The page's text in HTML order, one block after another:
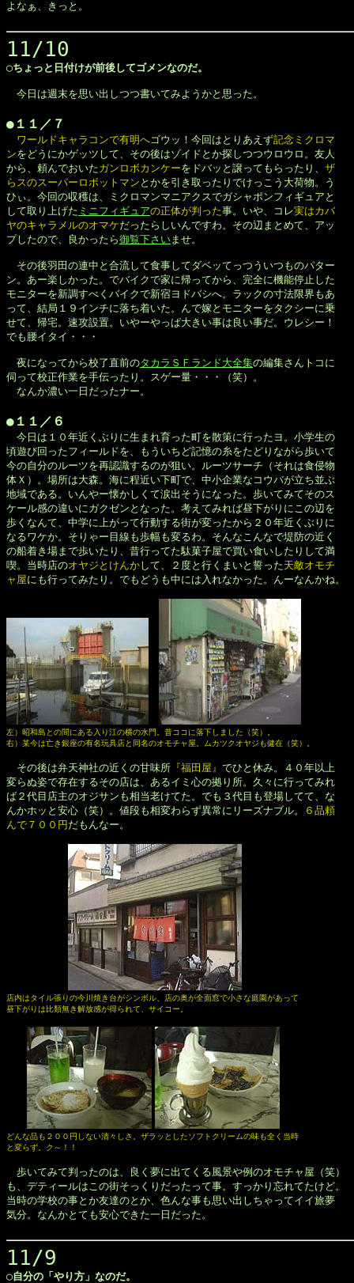
よなぁ、きっと。
11/10
◯ちょっと日付けが前後してゴメンなのだ。
今日は週末を思い出しつつ書いてみようかと思った。
●１１／７
ワールドキャラコンで有明へゴウッ！今回はとりあえず記念ミクロマ
ンをどうにかゲッツして、その後はゾイドとか探しつつウロウロ。友人
から、頼んでおいたガンロボカンケーをドバッと譲ってもらったり、 ザ
らスのスーパーロボットマン とかを引き取ったりでけっこう大荷物。う
ひぃ。今回の収穫は、ミクロマンマニアクスでガシャポンフィギュアと
して取り上げた ミニフィギュアの正体が判った事。いや、コレ実はカバ
ヤのキャラメルのオマケだったらしいんですわ。その辺まとめて、アッ
プしたので、良かったら御覧下さいませ。
その後羽田の連中と合流して食事してダベッてっつういつものパター
ン。あー楽しかった。でバイクで家に帰ってから、完全に機能停止した
モニターを新調すべくバイクで新宿ヨドバシへ。ラックの寸法限界もあ
って、結局１９インチに落ち着いた。んで嫁とモニターをタクシーに乗
せて、帰宅。速攻設置。いやーやっぱ大きい事は良い事だ。ウレシー！
でも腰イタイ・・・
夜になってから校了直前のタカラＳＦランド大全集の編集さんトコに
伺って校正作業を手伝ったり。スゲー量・・・（笑）。
なんか濃い一日だったナー。
●１１／６
今日は１０年近くぶりに生まれ育った町を散策に行ったヨ。小学生の
頃遊び回ったフィールドを、もういちど記憶の糸をたどりながら歩いて
今の自分のルーツを再認識するのが狙い。ルーツサーチ（それは食侵物
体Ｘ）。場所は大森。海に程近い下町で、中小企業なコウバが立ち並ぶ
地域である。いんやー懐かしくて涙出そうになった。歩いてみてそのス
ケール感の違いにガクゼンとなった。考えてみれば昼下がりにこの辺を
歩くなんて、中学に上がって行動する街が変ったから２０年近くぶりに
なるワケか。そりゃー目線も歩幅も変るわ。そんなこんなで堤防の近く
の船着き場まで歩いたり、昔行ってた駄菓子屋で買い食いしたりして満
喫。当時店のオヤジとけんかして、２度と行くまいと誓った天敵オモチ
ャ屋にも行ってみたり。でもどうも中には入れなかった。んーなんかね。
左）昭和島との間にある入り江の横の水門。昔ココに落下しました（笑）。
右）某今は亡き銀座の有名玩具店と同名のオモチャ屋。ムカツクオヤジも健在（笑）。
その後は弁天神社の近くの甘味所 『福田屋』 でひと休み。４０年以上
変らぬ姿で存在するその店は、あるイミ心の拠り所。久々に行ってみれ
ば２代目店主のオジサンも相当老けてた。でも３代目も登場してて、な
んかホッと安心（笑）。値段も相変わらず異常にリーズナブル。
６品頼
んで７００円 だもんなー。
店内はタイル張りの今川焼き台がシンボル、店の奥が全面窓で小さな庭園があって
昼下がりは比類無き解放感が得られて、サイコー。
どんな品も２００円しない清々しさ。ザラッとしたソフトクリームの味も全く当時
と変らず。ク～！！
歩いてみて判ったのは、良く夢に出てくる風景や例のオモチャ屋（笑）
も、デティールはこの街そっくりだったって事。すっかり忘れてたけど。
当時の学校の事とか友達のとか、色んな事も思い出しちゃってイイ旅夢
気分。なんかとても安心できた一日だった。
11/9
◯自分の「やり方」なのだ。